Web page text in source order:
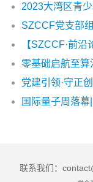
零基础启航至
党建引领·守正
联系我们：